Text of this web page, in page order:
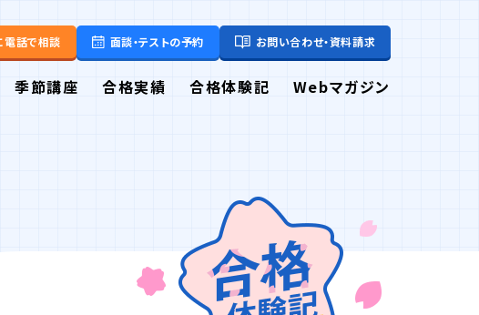
電話で相談 面談・テストの予約 お問い合わせ・資料請求
季節講座 合格実績 合格体験記 Webマガジン